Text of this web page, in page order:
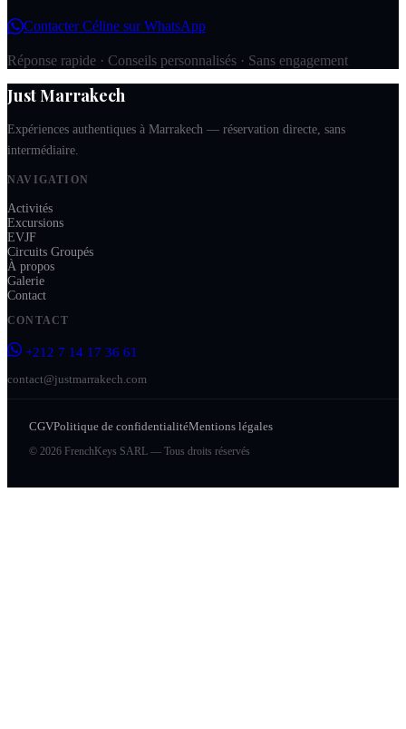
Contacter Céline sur WhatsApp
Réponse rapide · Conseils personnalisés · Sans engagement
Just Marrakech
Expériences authentiques à Marrakech — réservation directe, sans
intermédiaire.
NAVIGATION
Activités
Excursions
EVJF
Circuits Groupés
À propos
Galerie
Contact
CONTACT
+212 7 14 17 36 61
contact@justmarrakech.com
CGVPolitique de confidentialitéMentions légales
© 2026 FrenchKeys SARL — Tous droits réservés